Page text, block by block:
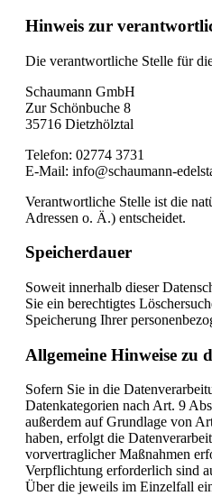
Hinweis zur
Die verantwortliche Stelle für
Schaumann GmbH
Zur Schönbuche 8
35716 Dietzhölztal
Telefon: 02774 3731
E-Mail: info@schaumann-
Verantwortliche Stelle ist die
Adressen o. Ä.) entscheidet.
Speicherdauer
Soweit innerhalb dieser
Sie ein berechtigtes
Speicherung Ihrer
Allgemeine Hinweise zu
Sofern Sie in die
Datenkategorien nach Art. 9
außerdem auf Grundlage von
haben, erfolgt die
vorvertraglicher Maßnahmen
Verpflichtung erforderlich sind
Über die jeweils im Einzelfall